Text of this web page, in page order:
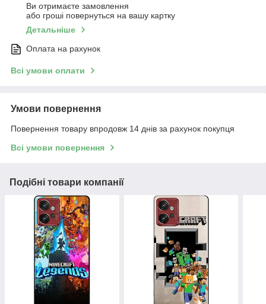
Ви отримаєте замовлення
або гроші повернуться на вашу картку
Детальніше
Оплата на рахунок
Всі умови оплати
Умови повернення
Повернення товару впродовж 14 днів за рахунок покупця
Всі умови повернення
Подібні товари компанії